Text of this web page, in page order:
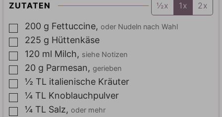
ZUTATEN ½x 1x 2x
▢
200 g Fettuccine, oder Nudeln nach Wahl
▢
225 g Hüttenkäse
▢
120 ml Milch, siehe Notizen
▢
20 g Parmesan, gerieben
▢
½ TL italienische Kräuter
▢
¼ TL Knoblauchpulver
▢
¼ TL Salz, oder mehr